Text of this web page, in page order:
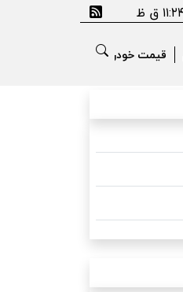
قیمت خودرو